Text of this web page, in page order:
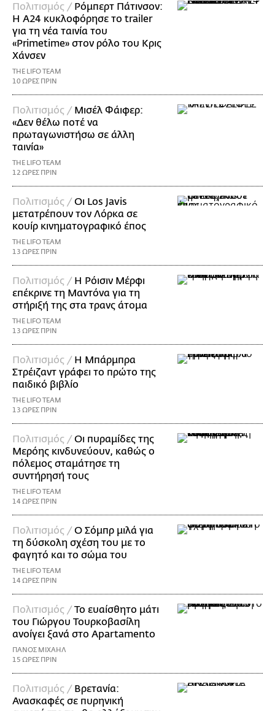
Πολιτισμός / Ρόμπερτ Πάτινσον:
Η Α24 κυκλοφόρησε το trailer
για τη νέα ταινία του
«Primetime» στον ρόλο του Κρις
Χάνσεν
THE LIFO TEAM
10 ΩΡΕΣ ΠΡΙΝ
Πολιτισμός / Μισέλ Φάιφερ:
«Δεν θέλω ποτέ να
πρωταγωνιστήσω σε άλλη
ταινία»
THE LIFO TEAM
12 ΩΡΕΣ ΠΡΙΝ
Πολιτισμός /Οι Los Javis
μετατρέπουν τον Λόρκα σε
κουίρ κινηματογραφικό έπος
THE LIFO TEAM
13 ΩΡΕΣ ΠΡΙΝ
Πολιτισμός / Η Ρόισιν Μέρφι
επέκρινε τη Μαντόνα για τη
στήριξή της στα τρανς άτομα
THE LIFO TEAM
13 ΩΡΕΣ ΠΡΙΝ
Πολιτισμός / Η Μπάρμπρα
Στρέιζαντ γράφει το πρώτο της
παιδικό βιβλίο
THE LIFO TEAM
13 ΩΡΕΣ ΠΡΙΝ
Πολιτισμός /Οι πυραμίδες της
Μερόης κινδυνεύουν, καθώς ο
πόλεμος σταμάτησε τη
συντήρησή τους
THE LIFO TEAM
14 ΩΡΕΣ ΠΡΙΝ
Πολιτισμός /Ο Σόμπρ μιλά για
τη δύσκολη σχέση του με το
φαγητό και το σώμα του
THE LIFO TEAM
14 ΩΡΕΣ ΠΡΙΝ
Πολιτισμός /Το ευαίσθητο μάτι
του Γιώργου Τουρκοβασίλη
ανοίγει ξανά στο Apartamento
ΠΑΝΟΣ ΜΙΧΑΗΛ
15 ΩΡΕΣ ΠΡΙΝ
Πολιτισμός / Βρετανία:
Ανασκαφές σε πυρηνική